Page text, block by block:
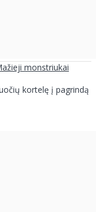
monstriukai
kortelę į pagrindą